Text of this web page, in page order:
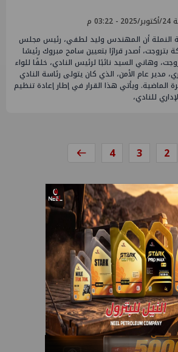
م
النملة أن المهندس وليد لطفي، رئيس مجلس
بتروجت، أصدر قرارًا بتعيين سامح مبروك رئيسًا
وهاني السيد نائبًا لرئيس النادي، خلفًا للواء
مدير عام الأمن، الذي كان يتولى رئاسة النادي
الماضية. ويأتي هذا القرار في إطار إعادة تنظيم
للنادي،
2
3
4